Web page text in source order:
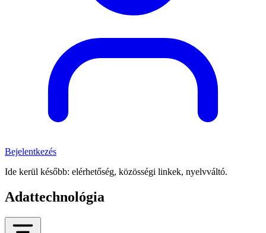
Bejelentkezés
Ide kerül később: elérhetőség, közösségi linkek, nyelvváltó.
Adattechnológia